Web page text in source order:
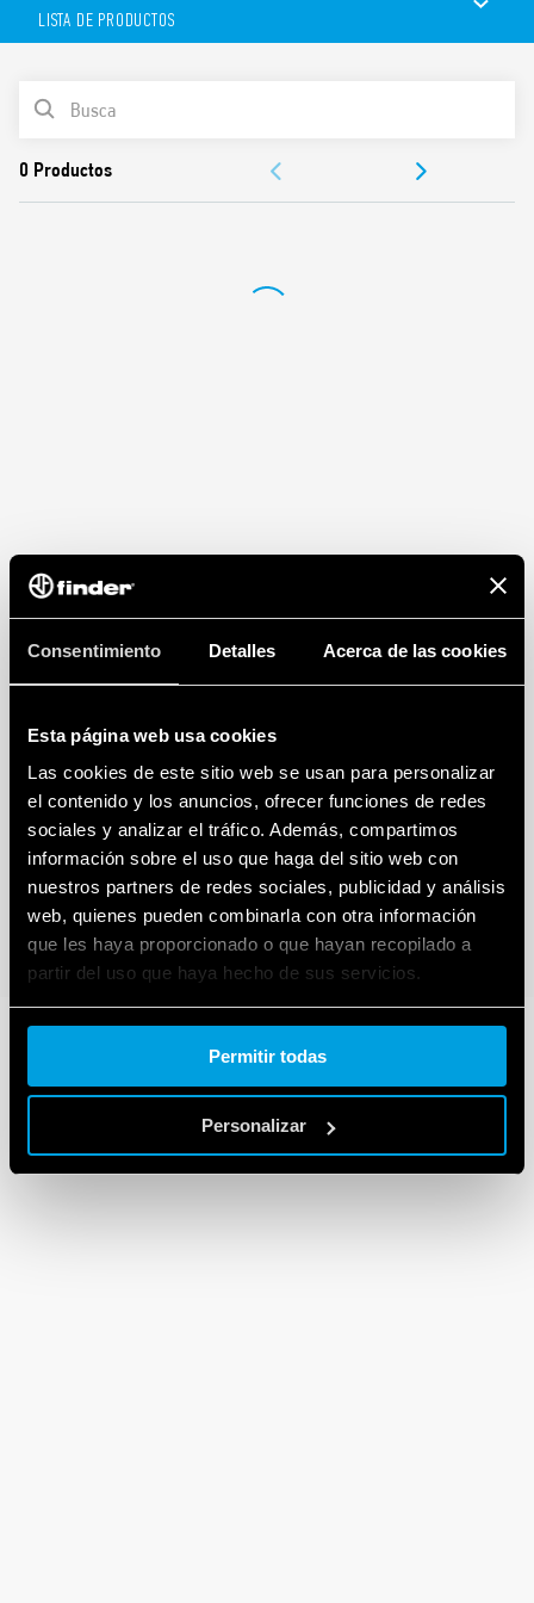
Consentimiento Detalles Acerca de las cookies
Esta página web usa cookies
Las cookies de este sitio web se usan para personalizar
el contenido y los anuncios, ofrecer funciones de redes
sociales y analizar el tráfico. Además, compartimos
información sobre el uso que haga del sitio web con
nuestros partners de redes sociales, publicidad y análisis
web, quienes pueden combinarla con otra información
que les haya proporcionado o que hayan recopilado a
partir del uso que haya hecho de sus servicios.
Cookie policy.
Permitir todas
Personalizar
Funciones:
– (RIm) Telerruptor con recuperación tras apagón
LISTA DE PRODUCTOS
LISTA DE PRODUCTOS
APROBACIONES